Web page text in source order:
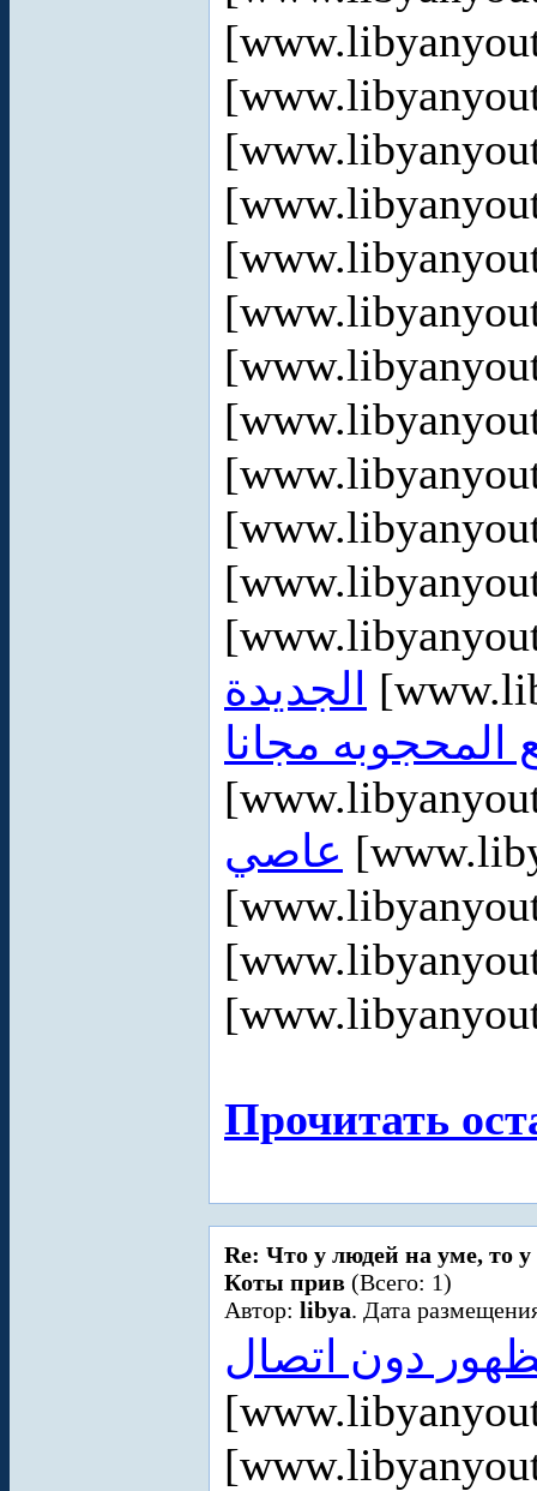
الجديدة
المحجوبه مجانا
عاصي
Прочитать
Re: Что у людей на уме, то
Коты прив (Всего: 1)
Автор: libya. Дата
دون اتصال